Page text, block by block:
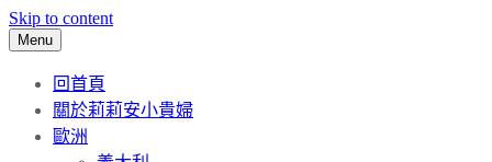
Skip to content
Menu
回首頁
關於莉莉安小貴婦
歐洲